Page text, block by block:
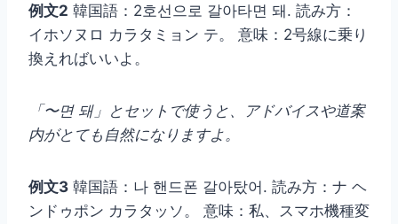
例文2 韓国語：2호선으로 갈아타면 돼. 読み方：
イホソヌロ カラタミョン テ。 意味：2号線に乗り
換えればいいよ。
「〜면 돼」とセットで使うと、アドバイスや道案
内がとても自然になりますよ。
例文3 韓国語：나 핸드폰 갈아탔어. 読み方：ナ ヘ
ンドゥポン カラタッソ。 意味：私、スマホ機種変